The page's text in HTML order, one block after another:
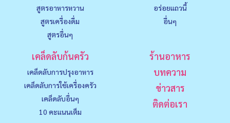
สูตรอาหารหวาน
สูตรเครื่องดื่ม
สูตรอื่นๆ
อร่อยแถวนี้
อื่นๆ
เคล็ดลับก้นครัว
เคล็ดลับการปรุงอาหาร
เคล็ดลับการใช้เครื่องครัว
เคล็ดลับอื่นๆ
10 คะแนนเต็ม
ร้านอาหาร
บทความ
ข่าวสาร
ติดต่อเรา